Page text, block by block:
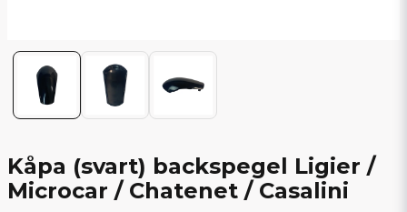
Kåpa (svart) backspegel Ligier /
Microcar / Chatenet / Casalini